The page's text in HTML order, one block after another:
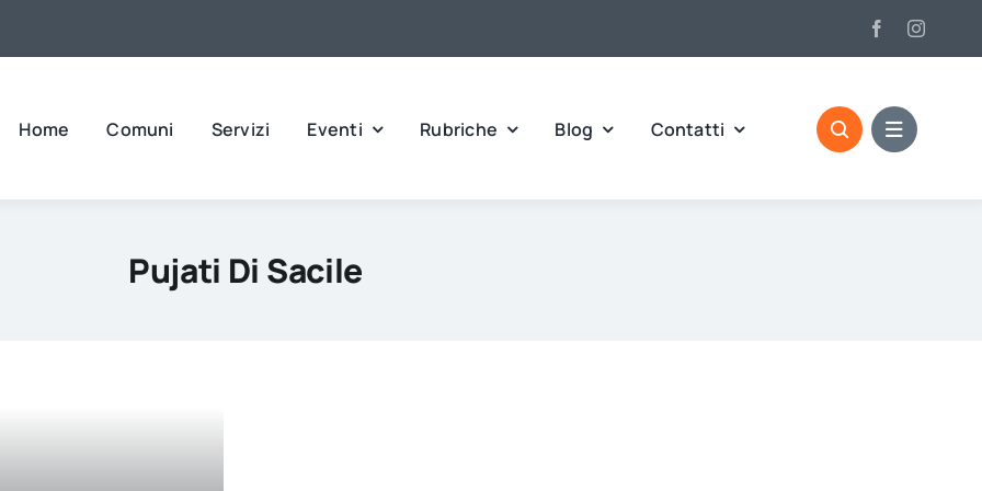
Home Comuni Servizi Eventi Rubriche Blog Contatti
Pujati Di Sacile